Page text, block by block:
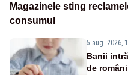
Magazinele sting
consumul
5 aug. 2026,
Banii
de